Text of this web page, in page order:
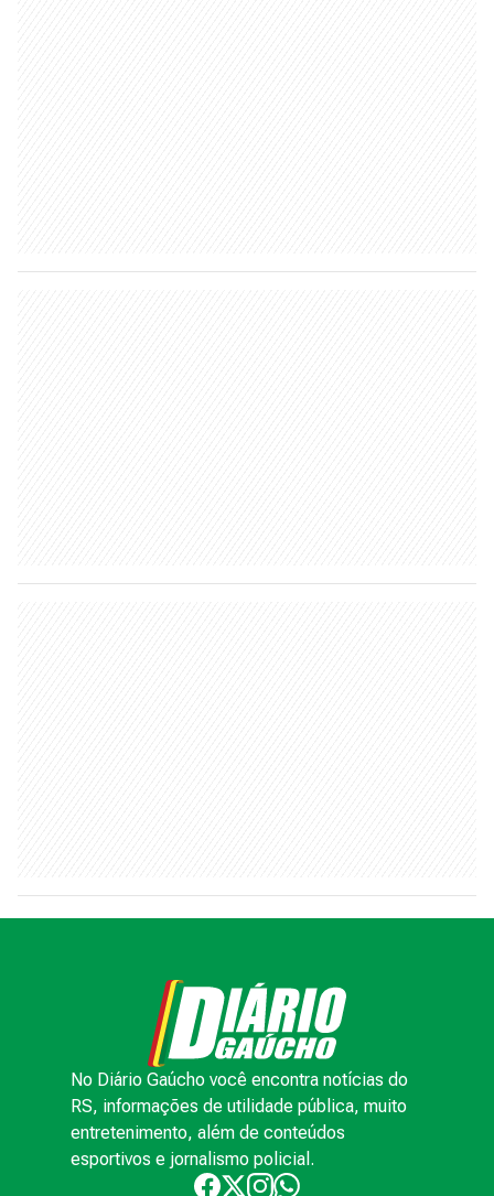
No Diário Gaúcho você encontra notícias do
RS, informações de utilidade pública, muito
entretenimento, além de conteúdos
esportivos e jornalismo policial.